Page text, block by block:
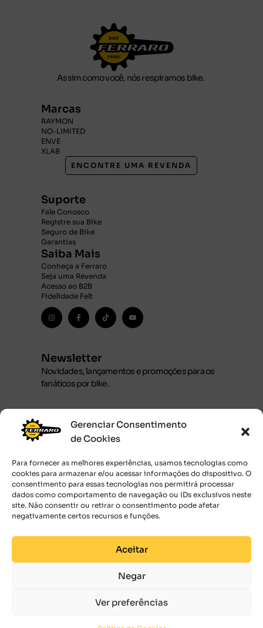
Gerenciar Consentimento
de Cookies
Para fornecer as melhores experiências, usamos tecnologias como
cookies para armazenar e/ou acessar informações do dispositivo. O
consentimento para essas tecnologias nos permitirá processar
dados como comportamento de navegação ou IDs exclusivos neste
site. Não consentir ou retirar o consentimento pode afetar
negativamente certos recursos e funções.
Aceitar
Negar
Ver preferências
Assim como você, nós respiramos bike.
Marcas
RAYMON
NO-LIMITED
ENVE
XLAB
ENCONTRE UMA REVENDA
Suporte
Fale Conosco
Registre sua Bike
Seguro de Bike
Garantias
Saiba Mais
Conheça a Ferraro
Seja uma Revenda
Acesso ao B2B
Fidelidade Felt
Newsletter
Novidades, lançamentos e promoções para os
fanáticos por bike.
Ao submeter o seu endereço de email,
você concorda com os Termos de uso.
2026 © Bike Prime Importadora Ltda. 38.321.448/0001-80